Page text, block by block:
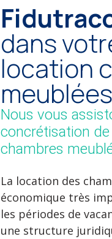
dans
location
meublées
Nous vous
concrétisation
chambres
La location des
économique très
les périodes de
une structure